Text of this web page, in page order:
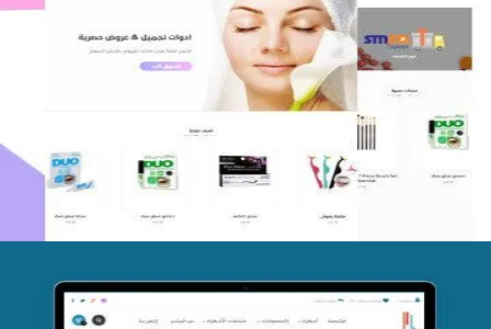
اعادة تصميم متجر فوربليزا
التفاصيل